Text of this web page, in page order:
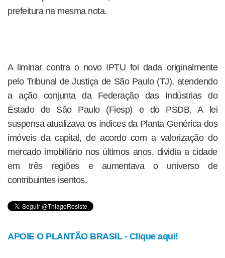
prefeitura na mesma nota.
A liminar contra o novo IPTU foi dada originalmente
pelo Tribunal de Justiça de São Paulo (TJ), atendendo
a ação conjunta da Federação das Indústrias do
Estado de São Paulo (Fiesp) e do PSDB. A lei
suspensa atualizava os índices da Planta Genérica dos
imóveis da capital, de acordo com a valorização do
mercado imobiliário nos últimos anos, dividia a cidade
em três regiões e aumentava o universo de
contribuintes isentos.
APOIE O PLANTÃO BRASIL - Clique aqui!